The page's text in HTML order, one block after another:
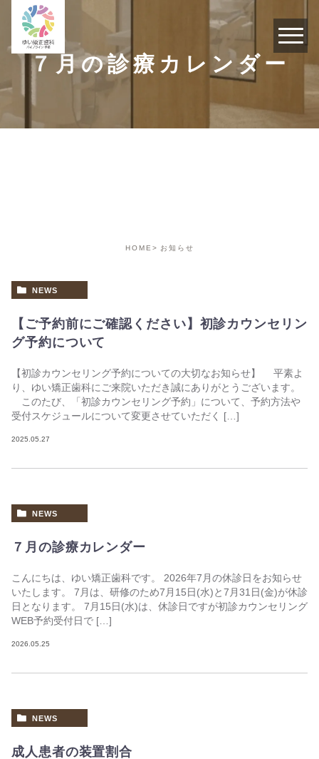
７月の診療カレンダー
HOME お知らせ
NEWS
【ご予約前にご確認ください】初診カウンセリン
グ予約について
【初診カウンセリング予約についての大切なお知らせ】 平素よ
り、ゆい矯正歯科にご来院いただき誠にありがとうございます。
このたび、「初診カウンセリング予約」について、予約方法や
受付スケジュールについて変更させていただく […]
2025.05.27
NEWS
７月の診療カレンダー
こんにちは、ゆい矯正歯科です。 2026年7月の休診日をお知らせ
いたします。 7月は、研修のため7月15日(水)と7月31日(金)が休診
日となります。 7月15日(水)は、休診日ですが初診カウンセリング
WEB予約受付日で […]
2026.05.25
NEWS
成人患者の装置割合